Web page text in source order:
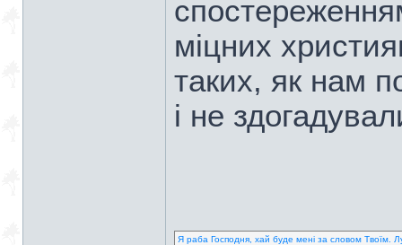
міцних
таких, як нам
і не
Я раба Господня, хай буде мені за словом Твоїм.